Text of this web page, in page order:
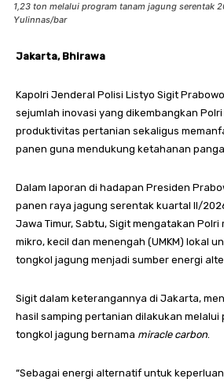
1,23 ton melalui program tanam jagung serentak
Yulinnas/bar
Jakarta, Bhirawa
Kapolri Jenderal Polisi Listyo Sigit
sejumlah inovasi yang dikembangkan
produktivitas pertanian sekaligus
panen guna mendukung ketahanan
Dalam laporan di hadapan Presiden
panen raya jagung serentak kuartal II/
Jawa Timur, Sabtu, Sigit mengatakan
mikro, kecil dan menengah (UMKM) lokal
tongkol jagung menjadi sumber energi
Sigit dalam keterangannya di Jakarta,
hasil samping pertanian dilakukan
tongkol jagung bernama miracle carbon.
“Sebagai energi alternatif untuk